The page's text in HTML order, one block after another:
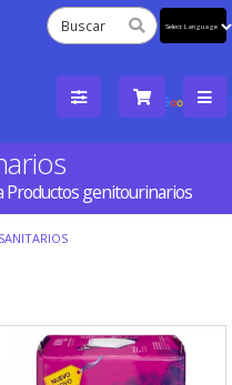
by
Productos genitourinarios